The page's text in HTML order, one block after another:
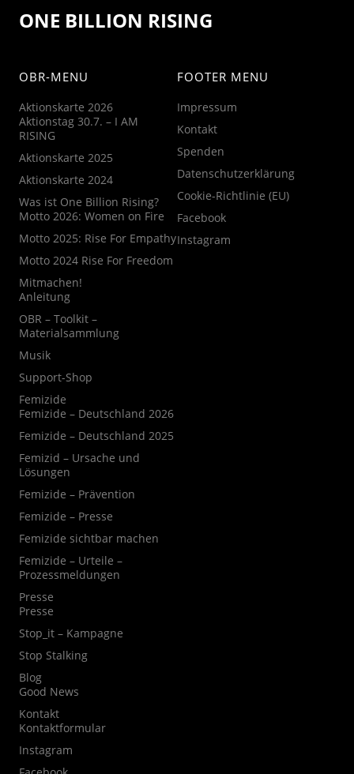
ONE BILLION RISING
OBR-MENU
Aktionskarte 2026
Aktionstag 30.7. – I AM
RISING
Aktionskarte 2025
Aktionskarte 2024
Was ist One Billion Rising?
Motto 2026: Women on Fire
Motto 2025: Rise For Empathy
Motto 2024 Rise For Freedom
Mitmachen!
Anleitung
OBR – Toolkit –
Materialsammlung
Musik
Support-Shop
Femizide
Femizide – Deutschland 2026
Femizide – Deutschland 2025
Femizid – Ursache und
Lösungen
Femizide – Prävention
Femizide – Presse
Femizide sichtbar machen
Femizide – Urteile –
Prozessmeldungen
Presse
Presse
Stop_it – Kampagne
Stop Stalking
Blog
Good News
Kontakt
Kontaktformular
Instagram
FOOTER MENU
Impressum
Kontakt
Spenden
Datenschutzerklärung
Cookie-Richtlinie (EU)
Facebook
Instagram